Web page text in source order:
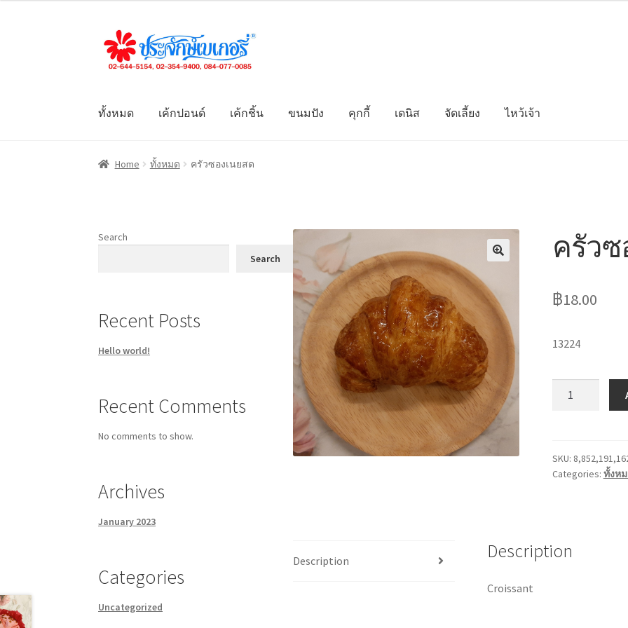
Skip
to
navigation
Skip
to
content
ทั้งหมด เค้กปอนด์ เค้กชิ้น ขนมปัง คุกกี้ เดนิส จัดเลี้ยง ไหว้เจ้า
Home ทั้งหมด ครัวซองเนยสด
ครัวซ
฿18.00
13224
quantity
SKU:
Categories: ทั้งห
Description Description
Croissant
Search
Search
Recent Posts
Hello world!
Recent Comments
No comments to show.
Archives
January 2023
Categories
Uncategorized